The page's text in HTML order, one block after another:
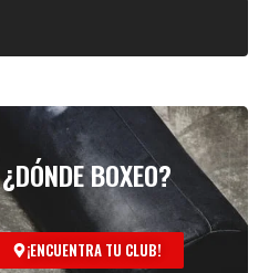
¿DÓNDE BOXEO?
¡ENCUENTRA TU CLUB!